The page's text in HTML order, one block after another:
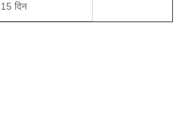
15 दिन